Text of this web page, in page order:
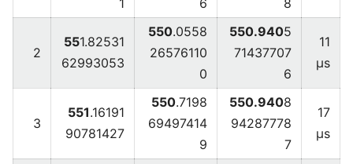
1
6
8
2
551.82531
62993053
550.0558
26576110
0
550.9405
71437707
6
11
μs
3
551.16191
90781427
550.7198
69497414
9
550.9408
94287778
7
17
μs